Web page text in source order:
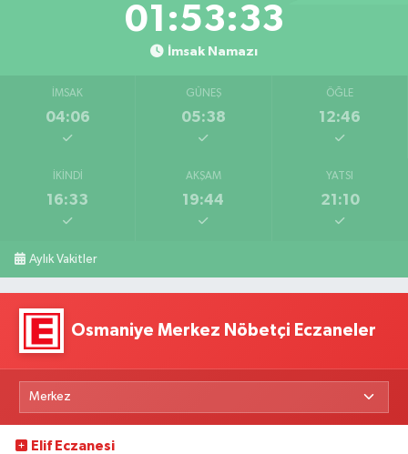
01:53:32
İmsak Namazı
İMSAK
04:06
GÜNEŞ
05:38
ÖĞLE
12:46
İKINDI
16:33
AKŞAM
19:44
YATSI
21:10
Aylık Vakitler
Osmaniye Merkez Nöbetçi Eczaneler
Elif Eczanesi